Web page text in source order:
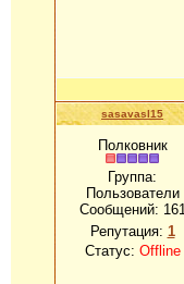
sasavasl15
Полковник
Группа:
Пользователи
Сообщений:
Репутация: 1
Статус: Offline